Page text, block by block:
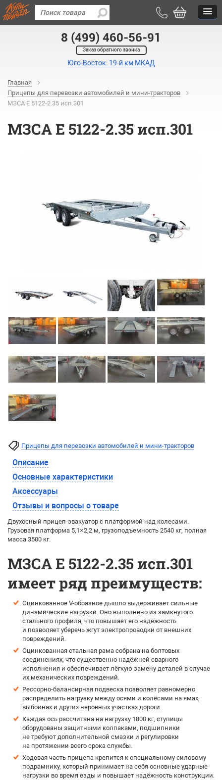
8 (499) 460-56-91
Заказ обратного звонка
Юго-Восток: 19-й км МКАД
Главная
Прицепы для перевозки автомобилей и мини-тракторов
МЗСА E 5122-2.35 исп.301
МЗСА E 5122-2.35 исп.301
Прицепы для перевозки автомобилей и мини-тракторов
Описание
Основные характеристики
Аксессуары
Отзывы и вопросы о товаре
Двухосный прицеп-эвакуатор с платформой над колесами.
Грузовая платформа 5,1×2,2 м, грузоподъемность 2540 кг, полная
масса 3500 кг.
МЗСА E 5122-2.35 исп.301
имеет ряд преимуществ:
Оцинкованное V-образное дышло выдерживает сильные
динамические нагрузки. Оно выполнено из замкнутого
стального профиля, что повышает его надёжность
и позволяет уберечь жгут электропроводки от внешних
повреждений.
Оцинкованная стальная рама собрана на болтовых
соединениях, что существенно надёжней сварного
исполнения и обеспечивает лёгкую замену деталей в случае
их механических повреждений.
Рессорно-балансирная подвеска позволяет равномерно
распределить нагрузку между осями и колёсами на ямах,
выбоинах и других неровных участках дороги.
Каждая ось рассчитана на нагрузку 1800 кг, ступицы
оборудованы защитными колпаками, подшипники
не требуют дополнительной смазки и регулировки
на протяжении всего срока службы.
Ходовая часть прицепа крепится к специальному силовому
подрамнику, который принимает на себя основные ударные
нагрузки во время езды и повышает надёжность конструкции.